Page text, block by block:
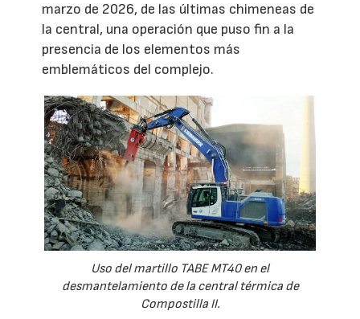
marzo de 2026, de las últimas chimeneas de
la central, una operación que puso fin a la
presencia de los elementos más
emblemáticos del complejo.
Uso del martillo TABE MT40 en el
desmantelamiento de la central térmica de
Compostilla II.